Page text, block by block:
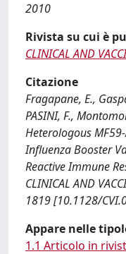
2010
Rivista su cui è
CLINICAL AND
Citazione
Fragapane, E.,
PASINI, F.,
Heterologous
Influenza Booster
Reactive Immune
CLINICAL AND
1819 [10.1128/
Appare nelle
1.1 Articolo in